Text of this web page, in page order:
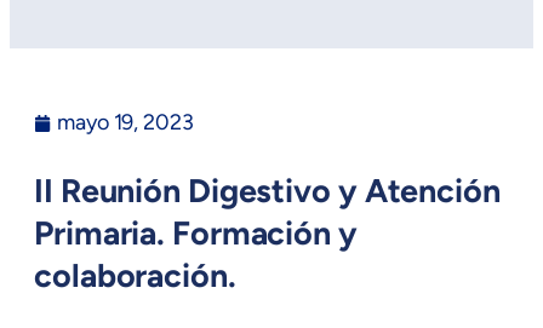
mayo 19, 2023
II Reunión Digestivo y Atención
Primaria. Formación y
colaboración.